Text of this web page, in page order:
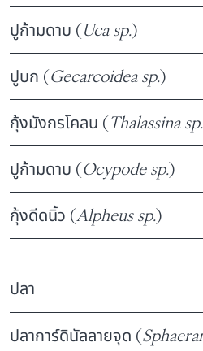
ปูก้ามดาบ (Uca sp.)
ปูบก (Gecarcoidea sp.)
กุ้งมังกรโคลน (Thalassina sp.
ปูก้ามดาบ (Ocypode sp.)
กุ้งดีดนิ้ว (Alpheus sp.)
ปลา
ปลาการ์ดินัลลายจุด (